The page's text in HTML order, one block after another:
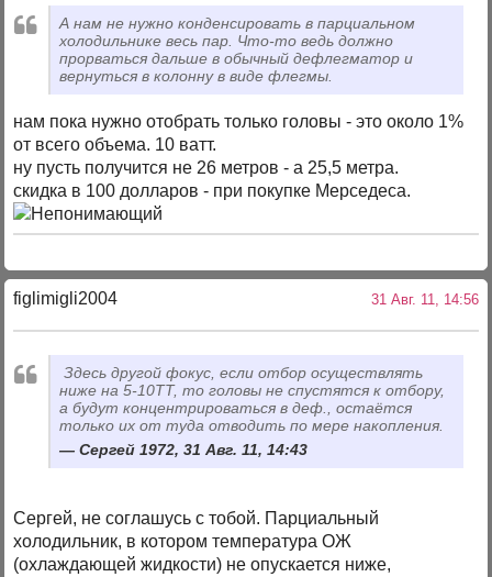
А нам не нужно конденсировать в парциальном
холодильнике весь пар. Что-то ведь должно
прорваться дальше в обычный дефлегматор и
вернуться в колонну в виде флегмы.
нам пока нужно отобрать только головы - это около 1%
от всего объема. 10 ватт.
ну пусть получится не 26 метров - а 25,5 метра.
скидка в 100 долларов - при покупке Мерседеса.
figlimigli2004 31 Авг. 11, 14:56
Здесь другой фокус, если отбор осуществлять
ниже на 5-10ТТ, то головы не спустятся к отбору,
а будут концентрироваться в деф., остаётся
только их от туда отводить по мере накопления.
Сергей 1972, 31 Авг. 11, 14:43
Сергей, не соглашусь с тобой. Парциальный
холодильник, в котором температура ОЖ
(охлаждающей жидкости) не опускается ниже,